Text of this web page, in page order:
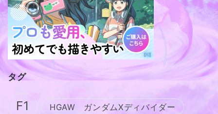
タグ
F1 HGAW ガンダムXディバイダー